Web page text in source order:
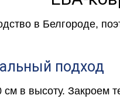
в Белгороде,
подход
в высоту. Закроем